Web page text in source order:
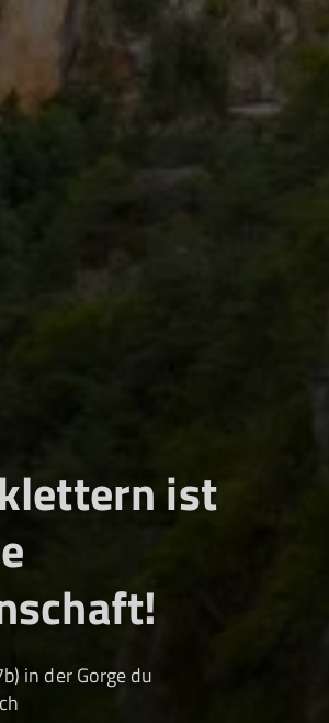
ist
in der Gorge du